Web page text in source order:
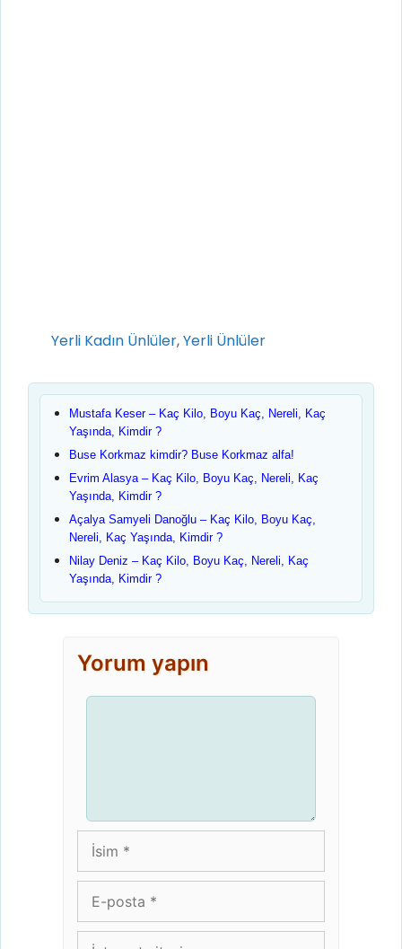
Kategoriler
Yerli Kadın Ünlüler,Yerli Ünlüler
Mustafa Keser – Kaç Kilo, Boyu Kaç, Nereli, Kaç
Yaşında, Kimdir ?
Buse Korkmaz kimdir? Buse Korkmaz alfa!
Evrim Alasya – Kaç Kilo, Boyu Kaç, Nereli, Kaç
Yaşında, Kimdir ?
Açalya Samyeli Danoğlu – Kaç Kilo, Boyu Kaç,
Nereli, Kaç Yaşında, Kimdir ?
Nilay Deniz – Kaç Kilo, Boyu Kaç, Nereli, Kaç
Yaşında, Kimdir ?
Yorum yapın
İsim
posta
İnternet